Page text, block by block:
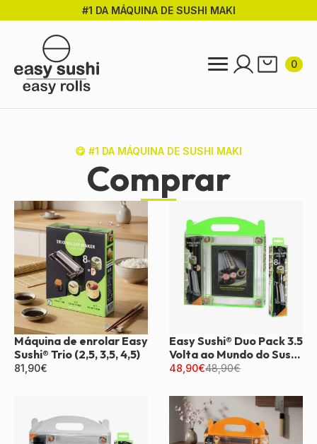
conteúdo
principal
#1 DA MÁQUINA DE SUSHI MAKI
0
😋 #1 DA MÁQUINA DE SUSHI MAKI
Comprar
Máquina de enrolar Easy
Sushi® Trio (2,5, 3,5, 4,5)
81,90€
Easy Sushi® Duo Pack 3.5
Volta ao Mundo do Sushi
e 2.5
48,90€48,90€